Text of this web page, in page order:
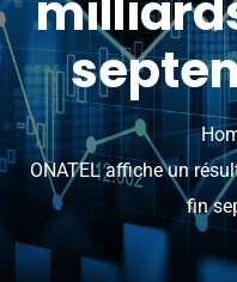
ONATEL affiche un
fin